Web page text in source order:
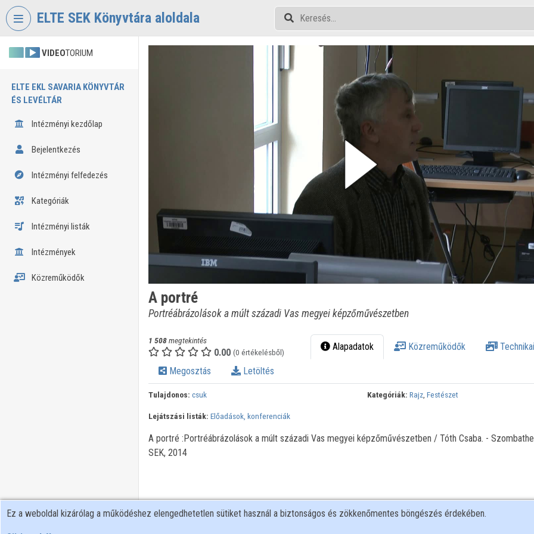
Fejléc kihagyása
ELTE SEK Könyvtára aloldala
VIDEOTORIUM
ELTE EKL SAVARIA KÖNYVTÁR
ÉS LEVÉLTÁR
Intézményi kezdőlap
Bejelentkezés
Intézményi felfedezés
Kategóriák
Intézményi listák
Intézmények
Közreműködők
A portré
Portréábrázolások a múlt századi Vas megyei képzőművészetben
1 508megtekintés
0.00 (0 értékelésből) Alapadatok Közreműködők
Megosztás Letöltés
Tulajdonos: csuk Kategóriák: Rajz,Festészet
Lejátszási listák: Előadások, konferenciák
A portré :Portréábrázolások a múlt századi Vas megyei képzőművészetben / Tóth Csaba. -
SEK, 2014
Ez a weboldal kizárólag a működéshez elengedhetetlen sütiket használ a biztonságos és zökkenőmentes böngészés érdekében.